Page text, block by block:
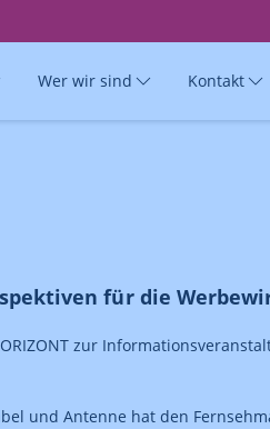
Wer wir sind Kontakt
für die
zur
und Antenne hat den